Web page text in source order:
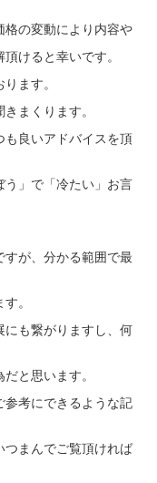
の変動により内容や
けると幸いです。
ます。
まくります。
良いアドバイスを頂
」で「冷たい」お言
が、分かる範囲で最
。
も繋がりますし、何
と思います。
考にできるような記
まんでご覧頂ければ